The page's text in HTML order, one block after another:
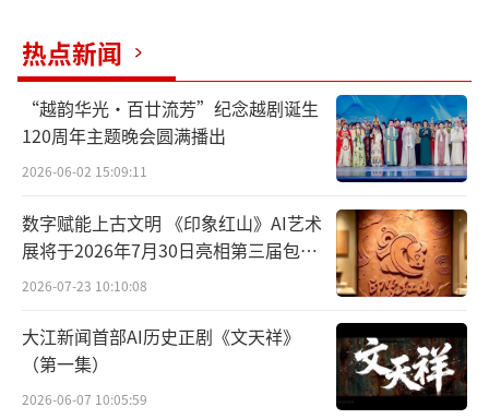
戏曲在当代的传播形态不断引发社会关注。除
了自媒体平台、小剧场演出、全球巡回演出之
外，一种更为切近互联网的参与式戏曲传播新
生态正在出现。它既扎根于时代，与当代年轻
人的日常生活相匹配，又有很强的东方审美意
味。在这种新的传播生态下，火出圈的戏曲演
员不仅为戏曲演出市场带来了人气，也令更多
人走进戏曲故事，在一招一式中感受悲欢离
合、明辨善恶忠奸、领略浩然正气，而戏曲演
员幕后数十年如一日的从艺坚守还为当下文艺
创作带来了一股清朗风气，对传统戏曲传播产
热点新闻
“越韵华光·百廿流芳”纪念越剧诞生
120周年主题晚会圆满播出
2026-06-02 15:09:11
数字赋能上古文明 《印象红山》AI艺术
展将于2026年7月30日亮相第三届包头
艺博会
2026-07-23 10:10:08
大江新闻首部AI历史正剧《文天祥》
（第一集）
2026-06-07 10:05:59